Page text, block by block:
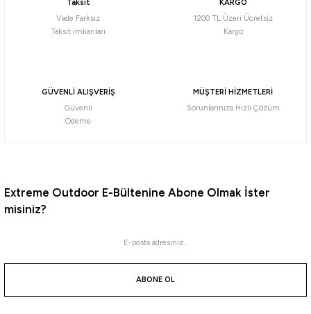
Taksit
Vade Farksız
Taksit imkanları
KARGO
1200 TL Üzeri Ücretsiz
Kargo
GÜVENLİ ALIŞVERİŞ
Güvenli
Ödeme
MÜŞTERİ HİZMETLERİ
Sorunlarınıza Hızlı Çözüm
Extreme Outdoor E-Bültenine Abone Olmak İster
misiniz?
ABONE OL